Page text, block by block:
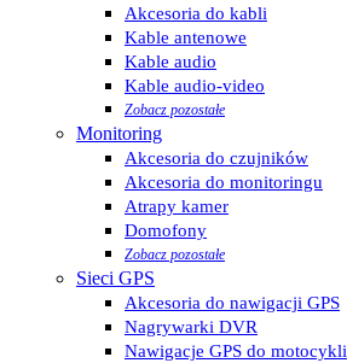
Akcesoria do kabli
Kable antenowe
Kable audio
Kable audio-video
Zobacz pozostałe
Monitoring
Akcesoria do czujników
Akcesoria do monitoringu
Atrapy kamer
Domofony
Zobacz pozostałe
Sieci GPS
Akcesoria do nawigacji GPS
Nagrywarki DVR
Nawigacje GPS do motocykli